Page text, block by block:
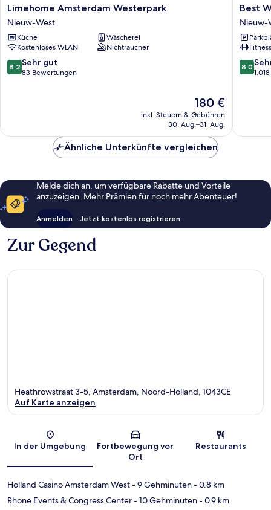
Limehome
Amsterdam
Westerpark
Nieuw-
West
Limehome Amsterdam Westerpark
Nieuw-West
Küche
Wäscherei
Kostenloses WLAN
Nichtraucher
8.2
von
8,2 Sehr gut
83 Bewertungen
Der
Preis
beträgt
180 €
inkl. Steuern & Gebühren
30. Aug.–31. Aug.
Best
Western
Nieuw-
West
Best
Nieuw-
8.0
von
8,0
Ähnliche Unterkünfte vergleichen
Melde dich an, um verfügbare Rabatte und Vorteile
anzuzeigen. Mehr Prämien für noch mehr Abenteuer!
Anmelden Jetzt kostenlos registrieren
Zur Gegend
Karte
Heathrowstraat 3-5, Amsterdam, Noord-Holland, 1043CE
Auf Karte anzeigen
In der Umgebung
Fortbewegung vor
Ort
Restaurants
Holland Casino Amsterdam West- 9 Gehminuten- 0.8 km
Rhone Events & Congress Center- 10 Gehminuten- 0.9 km